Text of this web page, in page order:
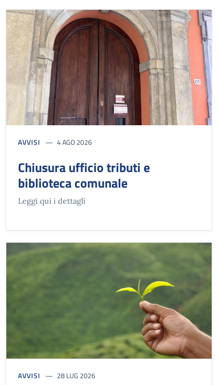
AVVISI 4 AGO 2026
Chiusura ufficio tributi e
biblioteca comunale
Leggi qui i dettagli
AVVISI 28 LUG 2026